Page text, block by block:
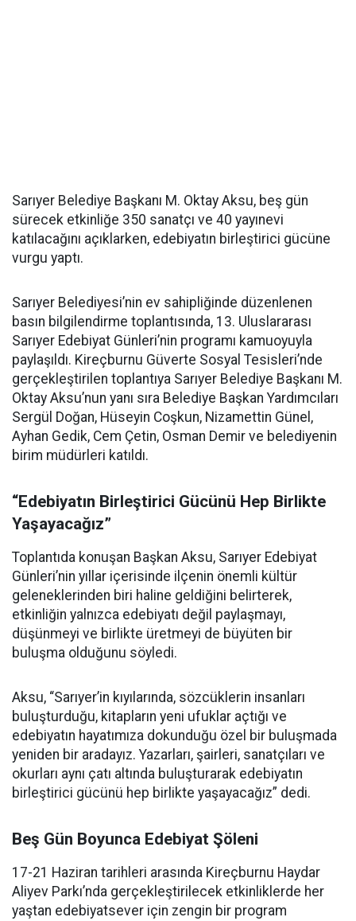
Sarıyer Belediye Başkanı M. Oktay Aksu, beş gün
sürecek etkinliğe 350 sanatçı ve 40 yayınevi
katılacağını açıklarken, edebiyatın birleştirici gücüne
vurgu yaptı.
Sarıyer Belediyesi’nin ev sahipliğinde düzenlenen
basın bilgilendirme toplantısında, 13. Uluslararası
Sarıyer Edebiyat Günleri’nin programı kamuoyuyla
paylaşıldı. Kireçburnu Güverte Sosyal Tesisleri’nde
gerçekleştirilen toplantıya Sarıyer Belediye Başkanı M.
Oktay Aksu’nun yanı sıra Belediye Başkan Yardımcıları
Sergül Doğan, Hüseyin Coşkun, Nizamettin Günel,
Ayhan Gedik, Cem Çetin, Osman Demir ve belediyenin
birim müdürleri katıldı.
“Edebiyatın Birleştirici Gücünü Hep Birlikte
Yaşayacağız”
Toplantıda konuşan Başkan Aksu, Sarıyer Edebiyat
Günleri’nin yıllar içerisinde ilçenin önemli kültür
geleneklerinden biri haline geldiğini belirterek,
etkinliğin yalnızca edebiyatı değil paylaşmayı,
düşünmeyi ve birlikte üretmeyi de büyüten bir
buluşma olduğunu söyledi.
Aksu, “Sarıyer’in kıyılarında, sözcüklerin insanları
buluşturduğu, kitapların yeni ufuklar açtığı ve
edebiyatın hayatımıza dokunduğu özel bir buluşmada
yeniden bir aradayız. Yazarları, şairleri, sanatçıları ve
okurları aynı çatı altında buluşturarak edebiyatın
birleştirici gücünü hep birlikte yaşayacağız” dedi.
Beş Gün Boyunca Edebiyat Şöleni
17-21 Haziran tarihleri arasında Kireçburnu Haydar
Aliyev Parkı’nda gerçekleştirilecek etkinliklerde her
yaştan edebiyatsever için zengin bir program